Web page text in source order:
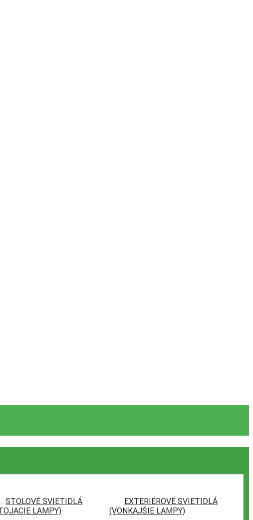
STOLOVÉ SVIETIDLÁ
LAMPY)
EXTERIÉROVÉ SVIETIDLÁ
(VONKAJŠIE LAMPY)